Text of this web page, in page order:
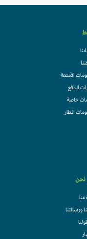
الأمتعة
الدفع
خاصة
المطار